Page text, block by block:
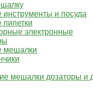
и посуда
электронные
мешалки
мешалки дозаторы и